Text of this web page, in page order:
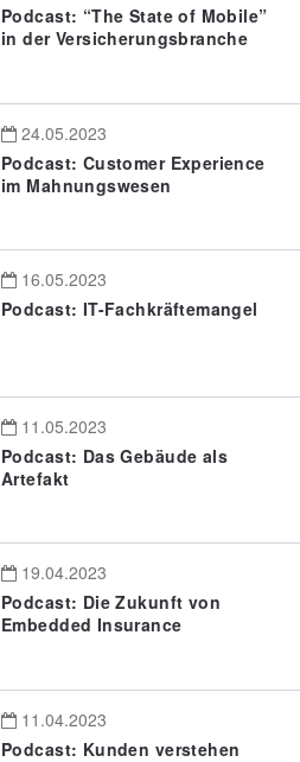
Podcast: “The State of Mobile”
in der Versicherungsbranche
24.05.2023
Podcast: Customer Experience
im Mahnungswesen
16.05.2023
Podcast: IT-Fachkräftemangel
11.05.2023
Podcast: Das Gebäude als
Artefakt
19.04.2023
Podcast: Die Zukunft von
Embedded Insurance
11.04.2023
Podcast: Kunden verstehen